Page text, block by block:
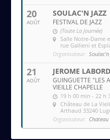
20
AOÛT
SOULAC'N JAZZ
FESTIVAL DE JAZZ
(Toute La Journée)
Salle Notre-Dame
rue Gallieni et
Organisateur: Soulac'n
21
AOÛT
JEROME
GUINGUETTE "LES
VIEILLE CHAPELLE
19 h 00 min - 22 h
Château de La
Arthaud 33240
Organisateur: